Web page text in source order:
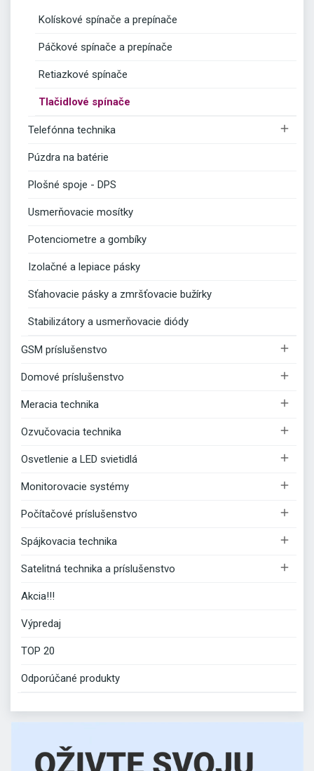
Kolískové spínače a prepínače
Páčkové spínače a prepínače
Retiazkové spínače
Tlačidlové spínače
Telefónna technika 
Púzdra na batérie
Plošné spoje - DPS
Usmerňovacie mosítky
Potenciometre a gombíky
Izolačné a lepiace pásky
Sťahovacie pásky a zmršťovacie bužírky
Stabilizátory a usmerňovacie diódy
GSM príslušenstvo 
Domové príslušenstvo 
Meracia technika 
Ozvučovacia technika 
Osvetlenie a LED svietidlá 
Monitorovacie systémy 
Počítačové príslušenstvo 
Spájkovacia technika 
Satelitná technika a príslušenstvo 
Akcia!!!
Výpredaj
TOP 20
Odporúčané produkty